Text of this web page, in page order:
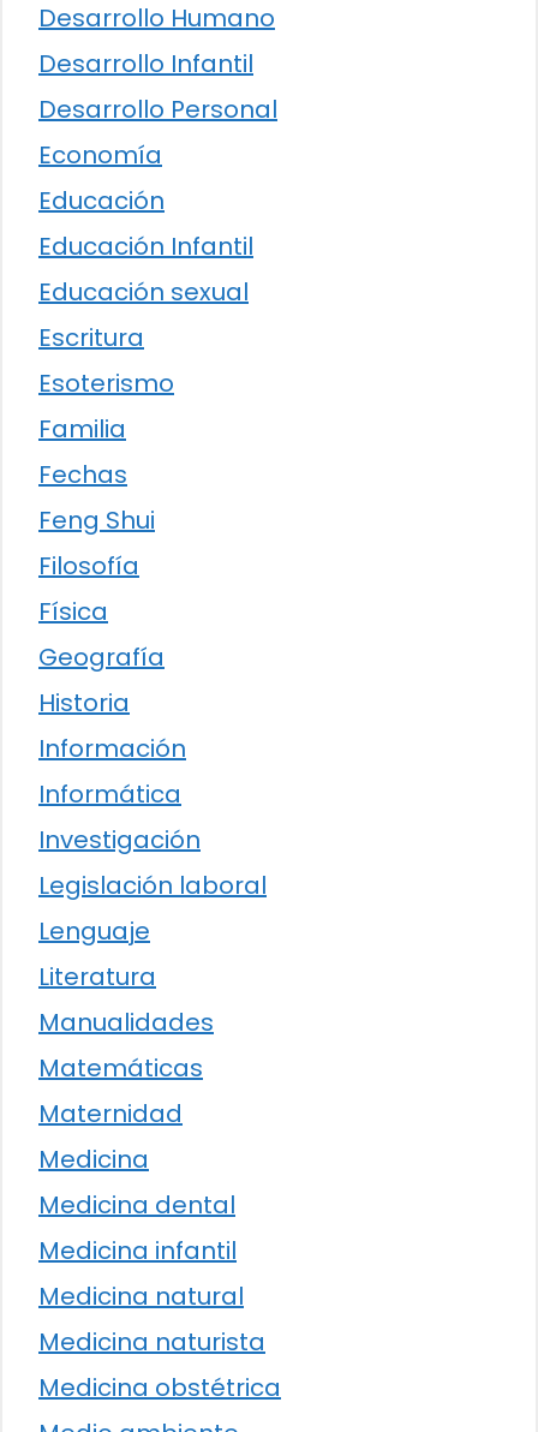
Desarrollo Humano
Desarrollo Infantil
Desarrollo Personal
Economía
Educación
Educación Infantil
Educación sexual
Escritura
Esoterismo
Familia
Fechas
Feng Shui
Filosofía
Física
Geografía
Historia
Información
Informática
Investigación
Legislación laboral
Lenguaje
Literatura
Manualidades
Matemáticas
Maternidad
Medicina
Medicina dental
Medicina infantil
Medicina natural
Medicina naturista
Medicina obstétrica